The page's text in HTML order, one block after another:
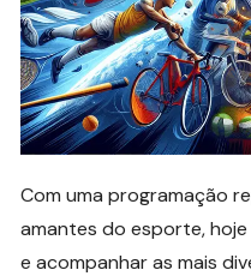
Com uma programação
amantes do esporte,
e acompanhar as mais